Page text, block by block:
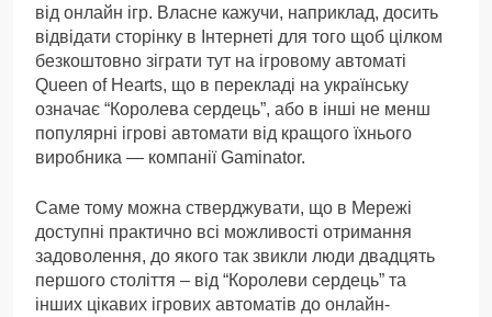
від онлайн ігр. Власне кажучи, наприклад, досить
відвідати сторінку в Інтернеті для того щоб цілком
безкоштовно зіграти тут на ігровому автоматі
Queen of Hearts, що в перекладі на українську
означає “Королева сердець”, або в інші не менш
популярні ігрові автомати від кращого їхнього
виробника — компанії Gaminator.
Саме тому можна стверджувати, що в Мережі
доступні практично всі можливості отримання
задоволення, до якого так звикли люди двадцять
першого століття – від “Королеви сердець” та
інших цікавих ігрових автоматів до онлайн-